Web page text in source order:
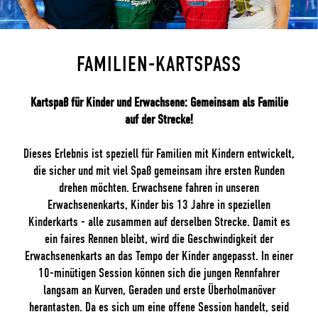
FAMILIEN-KARTSPASS
Kartspaß für Kinder und Erwachsene: Gemeinsam als Familie
auf der Strecke!
Dieses Erlebnis ist speziell für Familien mit Kindern entwickelt,
die sicher und mit viel Spaß gemeinsam ihre ersten Runden
drehen möchten. Erwachsene fahren in unseren
Erwachsenenkarts, Kinder bis 13 Jahre in speziellen
Kinderkarts - alle zusammen auf derselben Strecke. Damit es
ein faires Rennen bleibt, wird die Geschwindigkeit der
Erwachsenenkarts an das Tempo der Kinder angepasst. In einer
10-minütigen Session können sich die jungen Rennfahrer
langsam an Kurven, Geraden und erste Überholmanöver
herantasten. Da es sich um eine offene Session handelt, seid